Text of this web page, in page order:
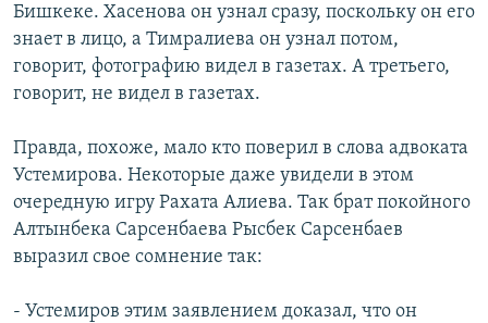
Бишкеке. Хасенова он узнал сразу, поскольку он его
знает в лицо, а Тимралиева он узнал потом,
говорит, фотографию видел в газетах. А третьего,
говорит, не видел в газетах.
Правда, похоже, мало кто поверил в слова адвоката
Устемирова. Некоторые даже увидели в этом
очередную игру Рахата Алиева. Так брат покойного
Алтынбека Сарсенбаева Рысбек Сарсенбаев
выразил свое сомнение так:
- Устемиров этим заявлением доказал, что он